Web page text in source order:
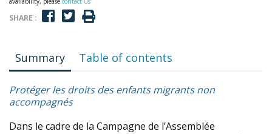
SHARE :
Summary Table of contents
Protéger les droits des enfants migrants non
accompagnés
Dans le cadre de la Campagne de l’Assemblée